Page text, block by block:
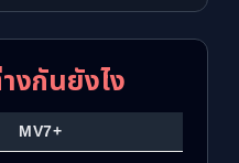
งกันยังไง
MV7+